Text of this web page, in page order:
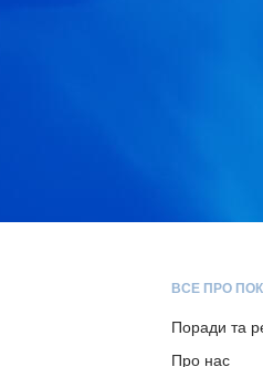
ВСЕ ПРО
Поради та
Про нас